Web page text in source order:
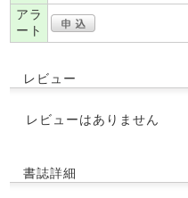
アラ
ート
レビュー
レビューはありません
書誌詳細